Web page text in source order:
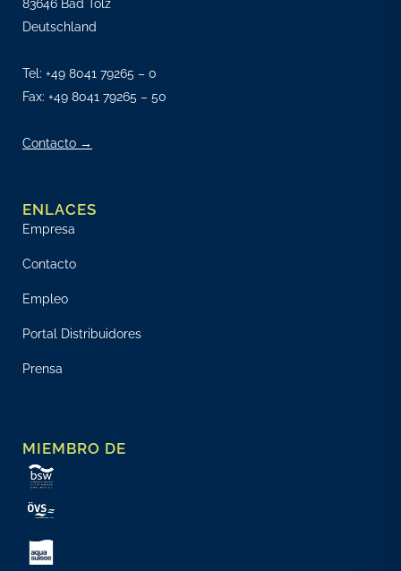
83646 Bad Tölz
Deutschland
Tel: +49 8041 79265 – 0
Fax: +49 8041 79265 – 50
Contacto →
ENLACES
Empresa
Contacto
Empleo
Portal Distribuidores
Prensa
MIEMBRO DE